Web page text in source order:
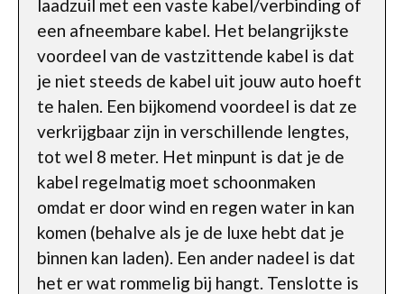
laadzuil met een vaste kabel/verbinding of
een afneembare kabel. Het belangrijkste
voordeel van de vastzittende kabel is dat
je niet steeds de kabel uit jouw auto hoeft
te halen. Een bijkomend voordeel is dat ze
verkrijgbaar zijn in verschillende lengtes,
tot wel 8 meter. Het minpunt is dat je de
kabel regelmatig moet schoonmaken
omdat er door wind en regen water in kan
komen (behalve als je de luxe hebt dat je
binnen kan laden). Een ander nadeel is dat
het er wat rommelig bij hangt. Tenslotte is